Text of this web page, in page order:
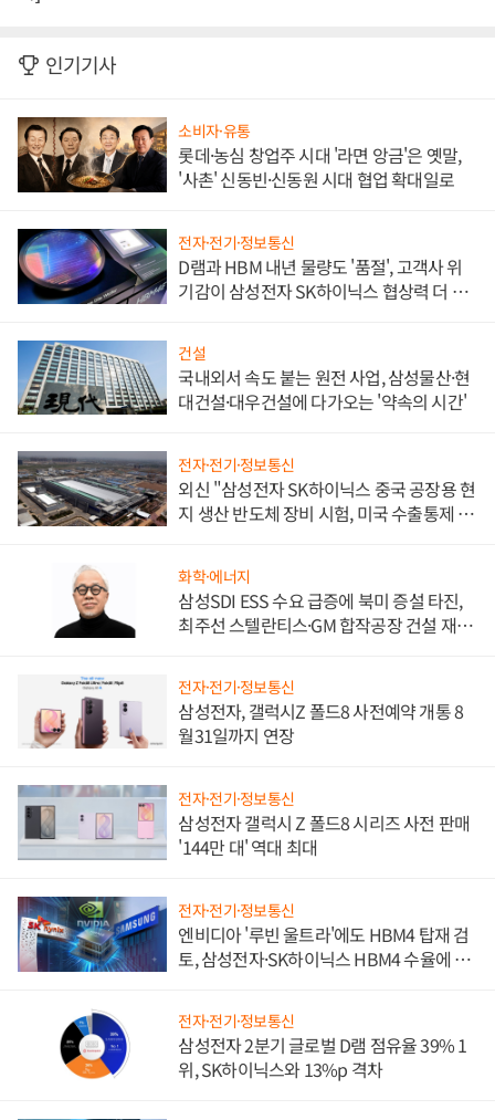
인기기사
소비자·유통
롯데·농심 창업주 시대 '라면 앙금'은 옛말,
'사촌' 신동빈·신동원 시대 협업 확대일로
전자·전기·정보통신
D램과 HBM 내년 물량도 '품절', 고객사 위
기감이 삼성전자 SK하이닉스 협상력 더 키
건설
국내외서 속도 붙는 원전 사업, 삼성물산·현
대건설·대우건설에 다가오는 '약속의 시간'
전자·전기·정보통신
외신 "삼성전자 SK하이닉스 중국 공장용 현
지 생산 반도체 장비 시험, 미국 수출통제 대
화학·에너지
삼성SDI ESS 수요 급증에 북미 증설 타진,
최주선 스텔란티스·GM 합작공장 건설 재추
전자·전기·정보통신
삼성전자, 갤럭시Z 폴드8 사전예약 개통 8
월31일까지 연장
전자·전기·정보통신
삼성전자 갤럭시 Z 폴드8 시리즈 사전 판매
'144만 대' 역대 최대
전자·전기·정보통신
엔비디아 '루빈 울트라'에도 HBM4 탑재 검
토, 삼성전자·SK하이닉스 HBM4 수율에 주
전자·전기·정보통신
삼성전자 2분기 글로벌 D램 점유율 39% 1
위, SK하이닉스와 13%p 격차